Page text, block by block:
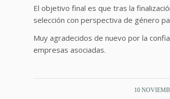
El objetivo final es que tras la
selección con perspectiva de género
Muy agradecidos de nuevo por la
empresas asociadas.
10 /